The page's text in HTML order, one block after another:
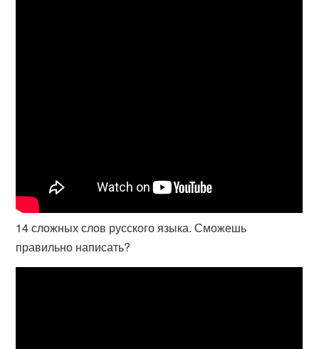
14 сложных слов русского языка. Сможешь
правильно написать?